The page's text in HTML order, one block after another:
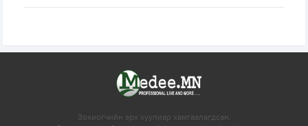
Зохиогчийн эрх хуулиар хамгаалагдсан.